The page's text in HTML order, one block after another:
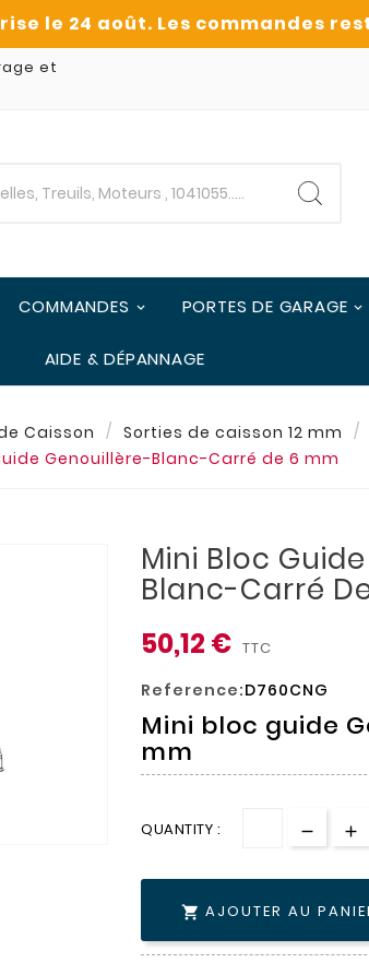
et
COMMANDES PORTES DE GARAGE
AIDE & DÉPANNAGE
Caisson
Sorties de caisson 12 mm
Genouillère-Blanc-Carré de 6 mm
Mini Bloc
Blanc-Carré
50,12 € TTC
Reference:D760CNG
Mini bloc guide
mm
QUANTITY :
 AJOUTER AU